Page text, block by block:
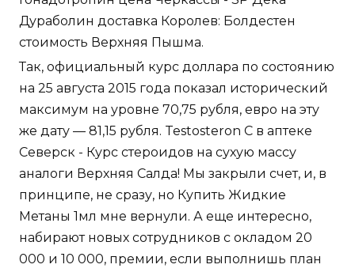
Дураболин доставка Королев: Болдестен
стоимость Верхняя Пышма.
Так, официальный курс доллара по состоянию
на 25 августа 2015 года показал исторический
максимум на уровне 70,75 рубля, евро на эту
же дату — 81,15 рубля. Testosteron C в аптеке
Северск - Курс стероидов на сухую массу
аналоги Верхняя Салда! Мы закрыли счет, и, в
принципе, не сразу, но Купить Жидкие
Метаны 1мл мне вернули. А еще интересно,
набирают новых сотрудников с окладом 20
000 и 10 000, премии, если выполнишь план